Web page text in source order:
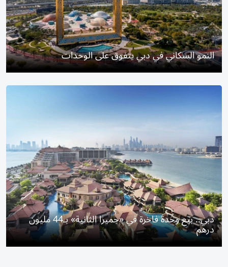
النمو السكاني في دبي يتفوق على الوحدات
دبي.. بيع وحدة فاخرة في «جميرا الثانية» بـ44 مليون
درهم